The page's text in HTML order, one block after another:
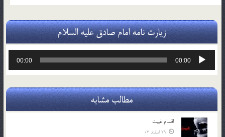
زیارت نامه امام صادق علیه السلام
پخش‌کننده
00:00
00:00
مطالب مشابه
اقسام غيبت
29 اسفند 03